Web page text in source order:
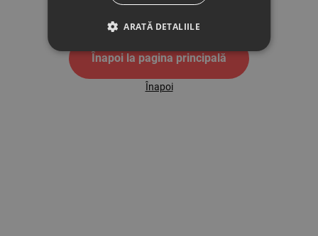
Înapoi la pagina principală
Înapoi
ARATĂ DETALIILE